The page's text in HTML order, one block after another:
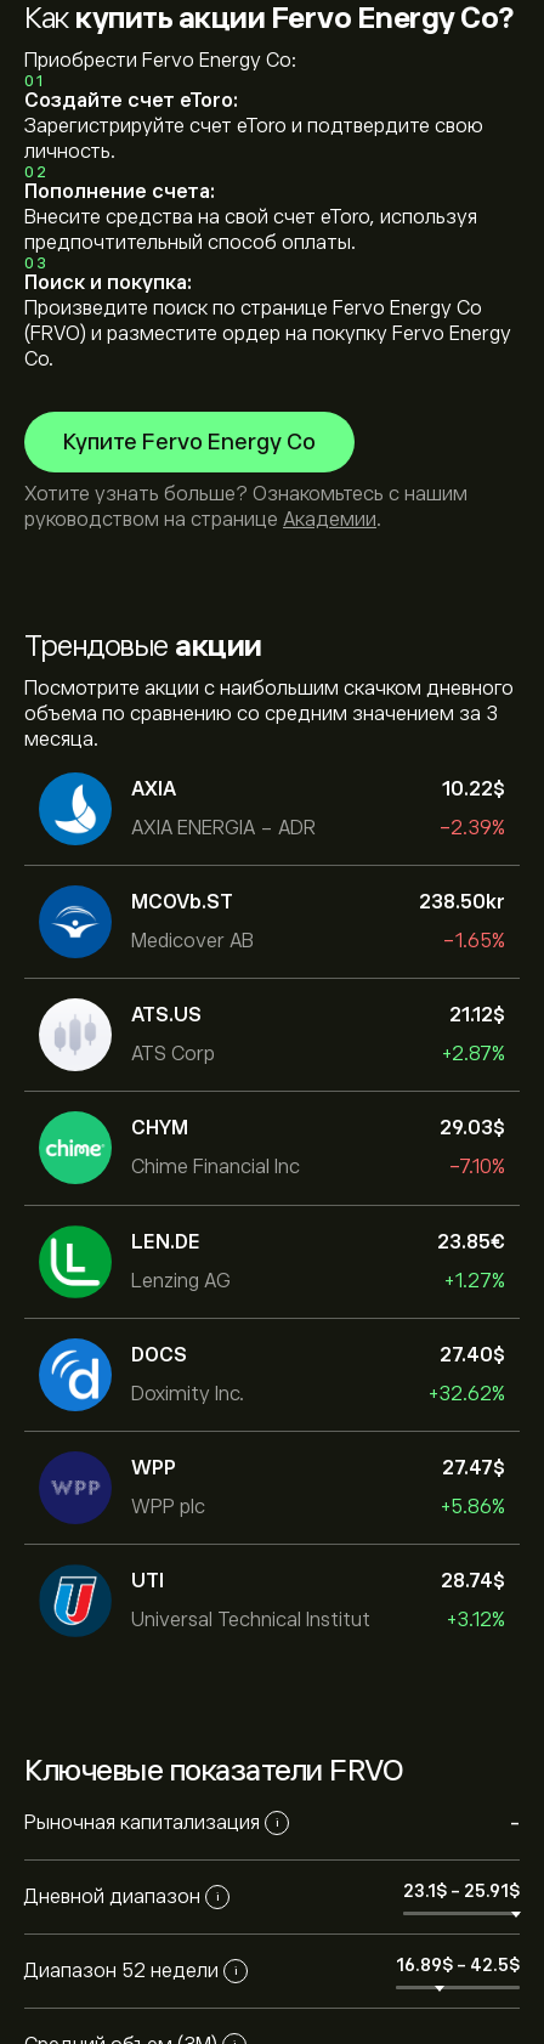
Трендовые акции
Посмотрите акции с наибольшим скачком дневного
объема по сравнению со средним значением за 3
месяца.
AXIA
AXIA ENERGIA - ADR
10.22‎$‎
-2.39%
MCOVb.ST
Medicover AB
238.50‎kr‎
-1.65%
ATS.US
ATS Corp
21.12‎$‎
+2.87%
CHYM
Chime Financial Inc
29.03‎$‎
-7.10%
LEN.DE
Lenzing AG
23.85‎€‎
+1.27%
DOCS
Doximity Inc.
27.40‎$‎
+32.62%
WPP
WPP plc
27.47‎$‎
+5.86%
UTI
Universal Technical Institut
28.74‎$‎
+3.12%
Ключевые показатели FRVO
Рыночная капитализация i -
Дневной диапазон i 23.1‎$‎ - 25.91‎$‎
Диапазон 52 недели i 16.89‎$‎ - 42.5‎$‎
Как купить акции Fervo Energy Co?
Приобрести Fervo Energy Co:
01
Создайте счет eToro:
Зарегистрируйте счет eToro и подтвердите свою
личность.
02
Пополнение счета:
Внесите средства на свой счет eToro, используя
предпочтительный способ оплаты.
03
Поиск и покупка:
Произведите поиск по странице Fervo Energy Co
(FRVO) и разместите ордер на покупку Fervo Energy
Co.
Купите Fervo Energy Co
Хотите узнать больше? Ознакомьтесь с нашим
руководством на странице Академии.